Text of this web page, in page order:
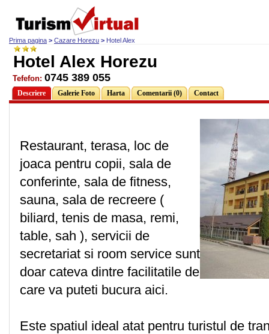
Prima pagina > Cazare Horezu > Hotel Alex
Hotel Alex Horezu
Tefefon: 0745 389 055
Descriere Galerie Foto Harta Comentarii (0) Contact
Restaurant, terasa, loc de
joaca pentru copii, sala de
conferinte, sala de fitness,
sauna, sala de recreere (
biliard, tenis de masa, remi,
table, sah ), servicii de
secretariat si room service sunt
doar cateva dintre facilitatile de
care va puteti bucura aici.
Este spatiul ideal atat pentru turistul de